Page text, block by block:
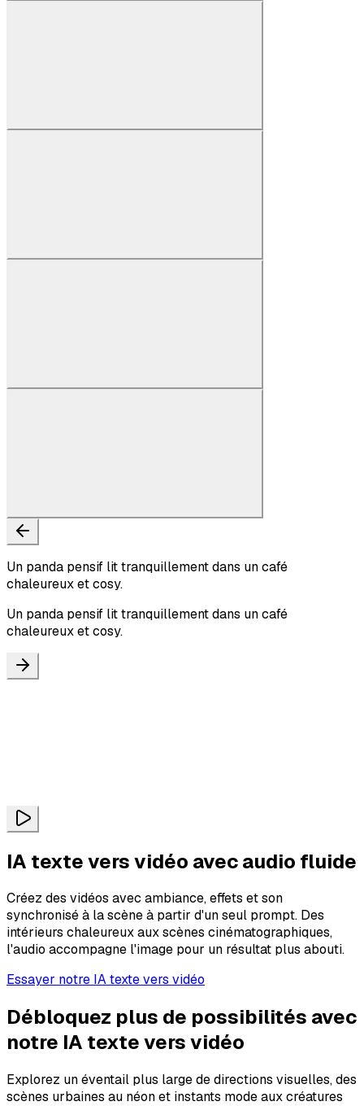
Un panda pensif lit tranquillement dans un café
chaleureux et cosy.
Un panda pensif lit tranquillement dans un café
chaleureux et cosy.
IA texte vers vidéo avec audio fluide
Créez des vidéos avec ambiance, effets et son
synchronisé à la scène à partir d'un seul prompt. Des
intérieurs chaleureux aux scènes cinématographiques,
l'audio accompagne l'image pour un résultat plus abouti.
Essayer notre IA texte vers vidéo
Débloquez plus de possibilités avec
notre IA texte vers vidéo
Explorez un éventail plus large de directions visuelles, des
scènes urbaines au néon et instants mode aux créatures